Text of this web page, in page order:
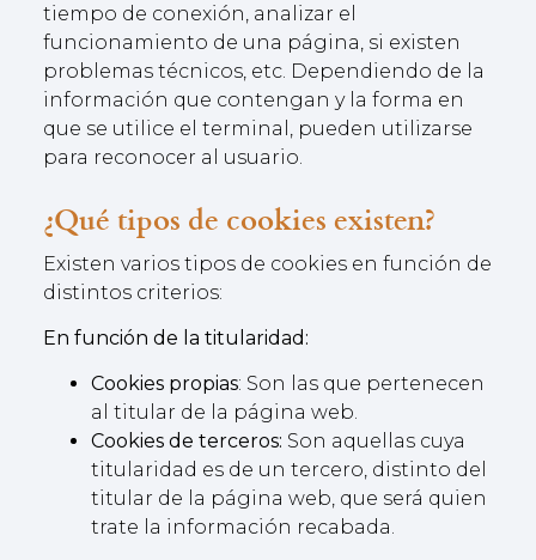
tiempo de conexión, analizar el
funcionamiento de una página, si existen
problemas técnicos, etc. Dependiendo de la
información que contengan y la forma en
que se utilice el terminal, pueden utilizarse
para reconocer al usuario.
¿Qué tipos de cookies existen?
Existen varios tipos de cookies en función de
distintos criterios:
En función de la titularidad:
Cookies propias: Son las que pertenecen
al titular de la página web.
Cookies de terceros: Son aquellas cuya
titularidad es de un tercero, distinto del
titular de la página web, que será quien
trate la información recabada.